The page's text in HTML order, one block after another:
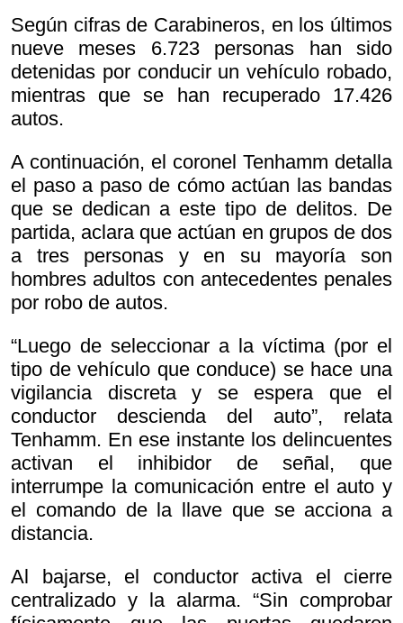
Según cifras de Carabineros, en los últimos
nueve meses 6.723 personas han sido
detenidas por conducir un vehículo robado,
mientras que se han recuperado 17.426
autos.
A continuación, el coronel Tenhamm detalla
el paso a paso de cómo actúan las bandas
que se dedican a este tipo de delitos. De
partida, aclara que actúan en grupos de dos
a tres personas y en su mayoría son
hombres adultos con antecedentes penales
por robo de autos.
“Luego de seleccionar a la víctima (por el
tipo de vehículo que conduce) se hace una
vigilancia discreta y se espera que el
conductor descienda del auto”, relata
Tenhamm. En ese instante los delincuentes
activan el inhibidor de señal, que
interrumpe la comunicación entre el auto y
el comando de la llave que se acciona a
distancia.
Al bajarse, el conductor activa el cierre
centralizado y la alarma. “Sin comprobar